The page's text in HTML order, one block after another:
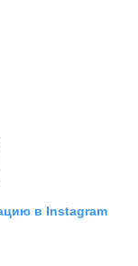
в Instagram